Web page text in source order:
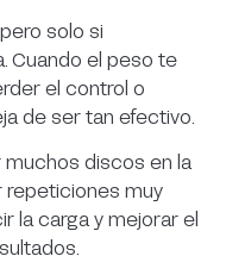
solo si
Cuando el peso te
el control o
de ser tan efectivo.
muchos discos en la
repeticiones muy
la carga y mejorar el